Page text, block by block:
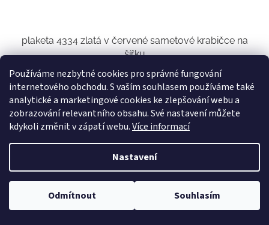
Používáme nezbytné cookies pro správné fungování
internetového obchodu. S vaším souhlasem používáme také
analytické a marketingové cookies ke zlepšování webu a
zobrazování relevantního obsahu. Své nastavení můžete
kdykoli změnit v zápatí webu.Více informací
Nastavení
Odmítnout Souhlasím
plaketa 4334 zlatá v červené sametové krabičce na
šířku
Skladem u nás
603,31 Kč bez DPH
730 Kč Do košíku